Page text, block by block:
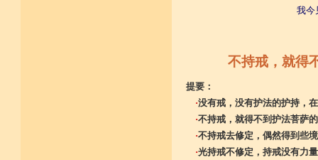
我今
不持戒，就得
提要：
·没有戒，没有护法的护持，
·不持戒，就得不到护法菩萨
·不持戒去修定，偶然得到些
·光持戒不修定，持戒没有力